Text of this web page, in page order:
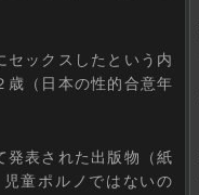
ックスしたという内
（日本の性的合意年
表された出版物（紙
童ポルノではないの